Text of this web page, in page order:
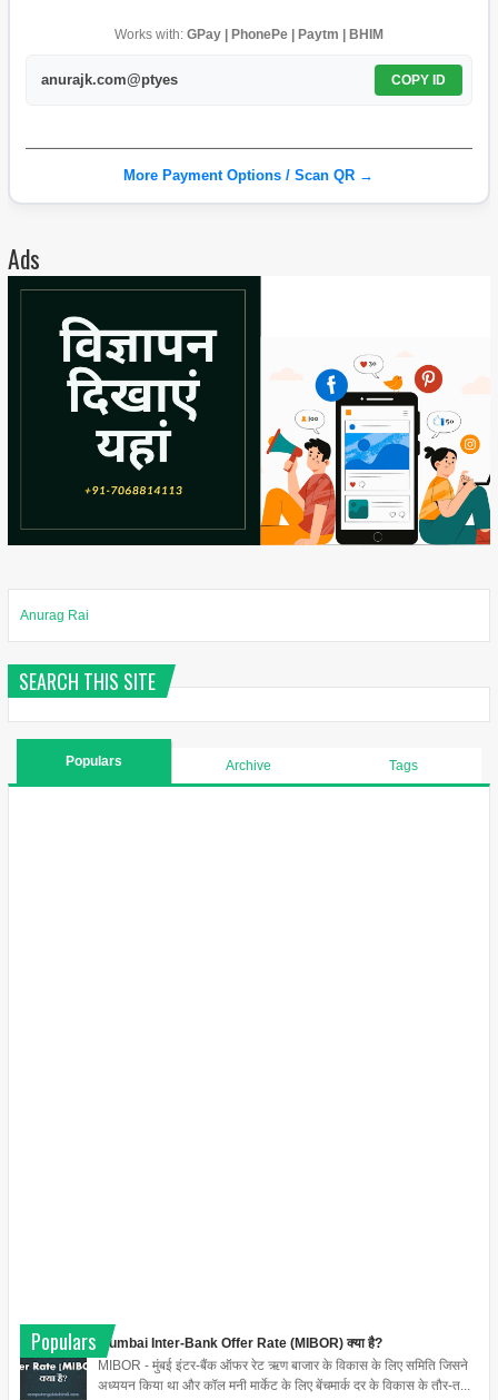
Works with: GPay | PhonePe | Paytm | BHIM
anurajk.com@ptyes COPY ID
More Payment Options / Scan QR →
Ads
Anurag Rai
SEARCH THIS SITE
Populars Archive Tags
Populars
Mumbai Inter-Bank Offer Rate (MIBOR) क्या है?
MIBOR - मुंबई इंटर-बैंक ऑफर रेट ऋण बाजार के विकास के लिए समिति जिसने
अध्ययन किया था और कॉल मनी मार्केट के लिए बेंचमार्क दर के विकास के तौर-त...